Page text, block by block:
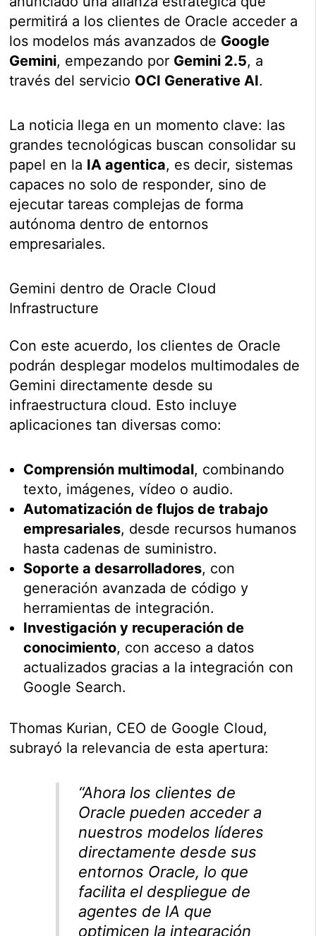
permitirá a los clientes de Oracle acceder a
los modelos más avanzados de Google
Gemini, empezando por Gemini 2.5, a
través del servicio OCI Generative AI.
La noticia llega en un momento clave: las
grandes tecnológicas buscan consolidar su
papel en la IA agentica, es decir, sistemas
capaces no solo de responder, sino de
ejecutar tareas complejas de forma
autónoma dentro de entornos
empresariales.
Gemini dentro de Oracle Cloud
Infrastructure
Con este acuerdo, los clientes de Oracle
podrán desplegar modelos multimodales de
Gemini directamente desde su
infraestructura cloud. Esto incluye
aplicaciones tan diversas como:
Comprensión multimodal, combinando
texto, imágenes, vídeo o audio.
Automatización de flujos de trabajo
empresariales, desde recursos humanos
hasta cadenas de suministro.
Soporte a desarrolladores, con
generación avanzada de código y
herramientas de integración.
Investigación y recuperación de
conocimiento, con acceso a datos
actualizados gracias a la integración con
Google Search.
Thomas Kurian, CEO de Google Cloud,
subrayó la relevancia de esta apertura:
“Ahora los clientes de
Oracle pueden acceder a
nuestros modelos líderes
directamente desde sus
entornos Oracle, lo que
facilita el despliegue de
agentes de IA que
optimicen la integración